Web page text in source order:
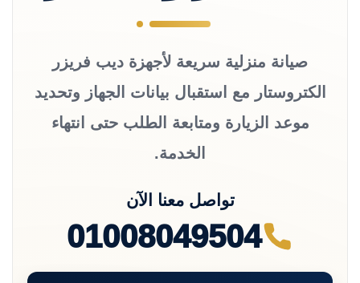
صيانة منزلية سريعة لأجهزة ديب فريزر
الكتروستار مع استقبال بيانات الجهاز وتحديد
موعد الزيارة ومتابعة الطلب حتى انتهاء
الخدمة.
تواصل معنا الآن
01008049504